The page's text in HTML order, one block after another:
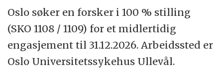
mellom universitets- og sykehussektoren, og
samarbeider tett med Oslo
universitetssykehus HF og Akershus
universitetssykehus HF. Instituttet er
Oslo søker en forsker i 100 % stilling
(SKO 1108 / 1109) for et midlertidig
engasjement til 31.12.2026. Arbeidssted er
Oslo Universitetssykehus Ullevål.